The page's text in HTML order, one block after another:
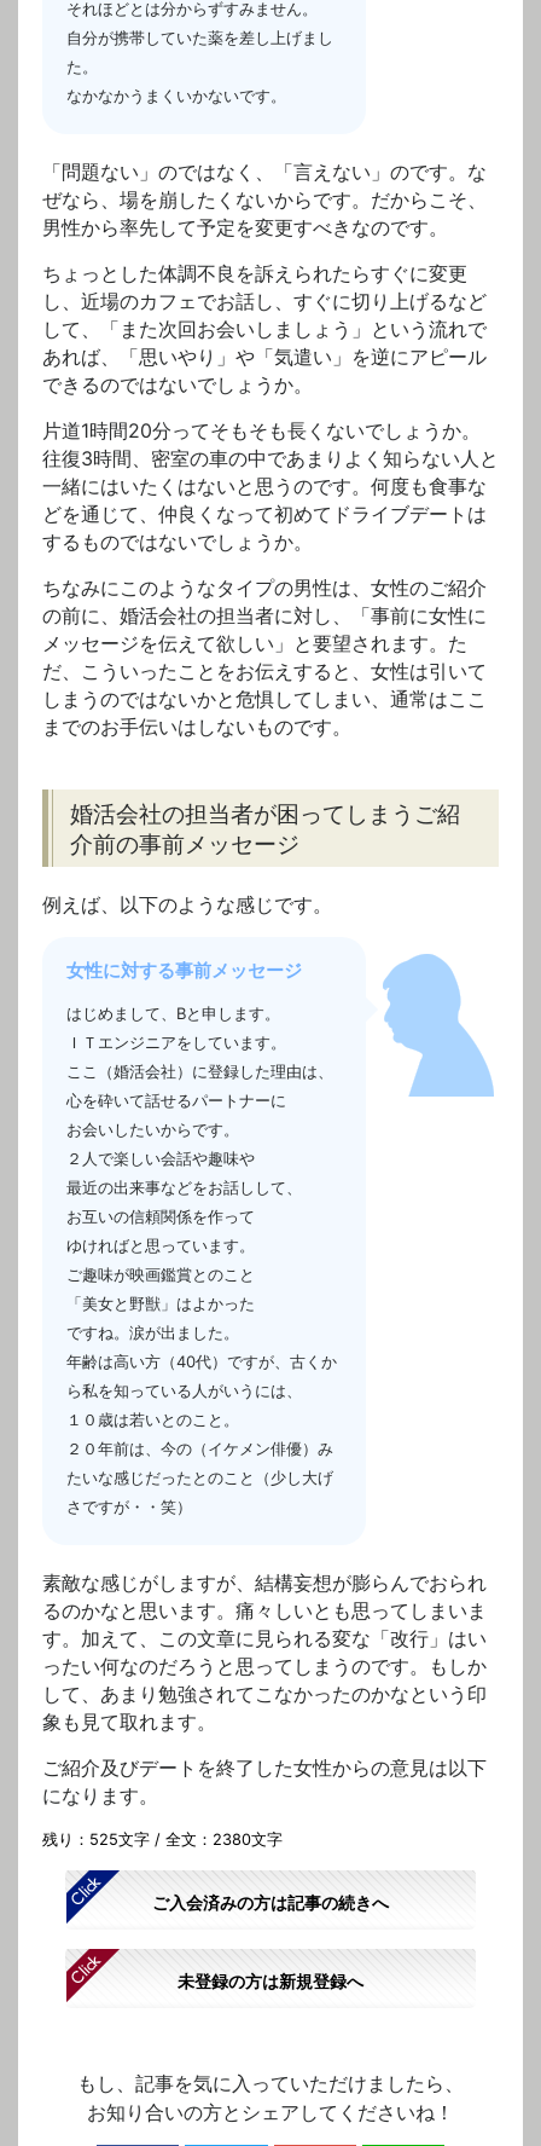
それほどとは分からずすみません。
自分が携帯していた薬を差し上げまし
た。
なかなかうまくいかないです。
「問題ない」のではなく、「言えない」のです。な
ぜなら、場を崩したくないからです。だからこそ、
男性から率先して予定を変更すべきなのです。
ちょっとした体調不良を訴えられたらすぐに変更
し、近場のカフェでお話し、すぐに切り上げるなど
して、「また次回お会いしましょう」という流れで
あれば、「思いやり」や「気遣い」を逆にアピール
できるのではないでしょうか。
片道1時間20分ってそもそも長くないでしょうか。
往復3時間、密室の車の中であまりよく知らない人と
一緒にはいたくはないと思うのです。何度も食事な
どを通じて、仲良くなって初めてドライブデートは
するものではないでしょうか。
ちなみにこのようなタイプの男性は、女性のご紹介
の前に、婚活会社の担当者に対し、「事前に女性に
メッセージを伝えて欲しい」と要望されます。た
だ、こういったことをお伝えすると、女性は引いて
しまうのではないかと危惧してしまい、通常はここ
までのお手伝いはしないものです。
婚活会社の担当者が困ってしまうご紹
介前の事前メッセージ
例えば、以下のような感じです。
女性に対する事前メッセージ
はじめまして、Bと申します。
ＩＴエンジニアをしています。
ここ（婚活会社）に登録した理由は、
心を砕いて話せるパートナーに
お会いしたいからです。
２人で楽しい会話や趣味や
最近の出来事などをお話しして、
お互いの信頼関係を作って
ゆければと思っています。
ご趣味が映画鑑賞とのこと
「美女と野獣」はよかった
ですね。涙が出ました。
年齢は高い方（40代）ですが、古くか
ら私を知っている人がいうには、
１０歳は若いとのこと。
２０年前は、今の（イケメン俳優）み
たいな感じだったとのこと（少し大げ
さですが・・笑）
素敵な感じがしますが、結構妄想が膨らんでおられ
るのかなと思います。痛々しいとも思ってしまいま
す。加えて、この文章に見られる変な「改行」はい
ったい何なのだろうと思ってしまうのです。もしか
して、あまり勉強されてこなかったのかなという印
象も見て取れます。
ご紹介及びデートを終了した女性からの意見は以下
になります。
残り：525文字 / 全文：2380文字
ご入会済みの方は記事の続きへ
未登録の方は新規登録へ
もし、記事を気に入っていただけましたら、
お知り合いの方とシェアしてくださいね！